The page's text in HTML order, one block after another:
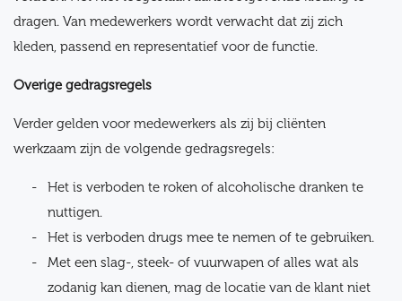
dragen. Van medewerkers wordt verwacht dat zij zich
kleden, passend en representatief voor de functie.
Overige gedragsregels
Verder gelden voor medewerkers als zij bij cliënten
werkzaam zijn de volgende gedragsregels:
Het is verboden te roken of alcoholische dranken te
nuttigen.
Het is verboden drugs mee te nemen of te gebruiken.
Met een slag-, steek- of vuurwapen of alles wat als
zodanig kan dienen, mag de locatie van de klant niet